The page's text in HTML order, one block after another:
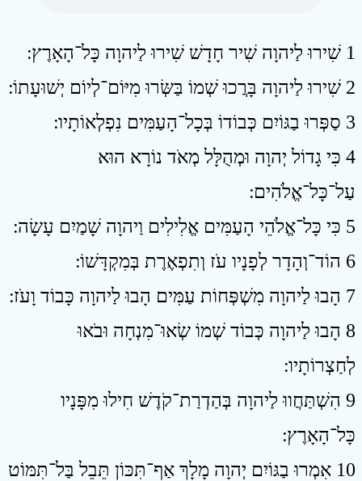
1 שִׁירוּ לַיהוָה שִׁיר חָדָשׁ שִׁירוּ לַיהוָה כָּל־הָאָרֶץ ׃
2 שִׁירוּ לַיהוָה בָּרֲכוּ שְׁמוֹ בַּשְּׂרוּ מִיּוֹם־לְיוֹם יְשׁוּעָתוֹ ׃
3 סַפְּרוּ בַגּוֹיִם כְּבוֹדוֹ בְּכָל־הָעַמִּים נִפְלְאוֹתָיו ׃
4 כִּי גָדוֹל יְהוָה וּמְהֻלָּל מְאֹד נוֹרָא הוּא
עַל־כָּל־אֱלֹהִים ׃
5 כִּי כָּל־אֱלֹהֵי הָעַמִּים אֱלִילִים וַיהוָה שָׁמַיִם עָשָׂה ׃
6 הוֹד־וְהָדָר לְפָנָיו עֹז וְתִפְאֶרֶת בְּמִקְדָּשׁוֹ ׃
7 הָבוּ לַיהוָה מִשְׁפְּחוֹת עַמִּים הָבוּ לַיהוָה כָּבוֹד וָעֹז ׃
8 הָבוּ לַיהוָה כְּבוֹד שְׁמוֹ שְׂאוּ־מִנְחָה וּבֹאוּ
לְחַצְרוֹתָיו ׃
9 הִשְׁתַּחֲווּ לַיהוָה בְּהַדְרַת־קֹדֶשׁ חִילוּ מִפָּנָיו
כָּל־הָאָרֶץ ׃
10 אִמְרוּ בַגּוֹיִם יְהוָה מָלָךְ אַף־תִּכּוֹן תֵּבֵל בַּל־תִּמּוֹט